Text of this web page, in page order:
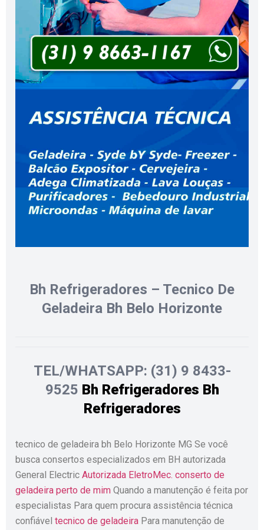
Bh Refrigeradores – Tecnico De
Geladeira Bh Belo Horizonte
TEL/WHATSAPP: (31) 9 8433-
9525 Bh Refrigeradores Bh
Refrigeradores
tecnico de geladeira bh Belo Horizonte MG Se você
busca consertos especializados em BH autorizada
General Electric Autorizada EletroMec. conserto de
geladeira perto de mim Quando a manutenção é feita por
especialistas Para quem procura assistência técnica
confiável tecnico de geladeira Para manutenção de